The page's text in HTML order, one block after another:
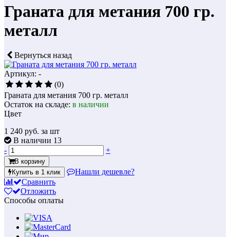
Граната для метания 700 гр.
металл
Вернуться назад
Артикул: -
(0)
Граната для метания 700 гр. металл
Остаток на складе: в наличии
Цвет
1 240 руб. за шт
В наличии 13
-
+
В корзину
Купить в 1 клик
Нашли дешевле?
Сравнить
Отложить
Способы оплаты